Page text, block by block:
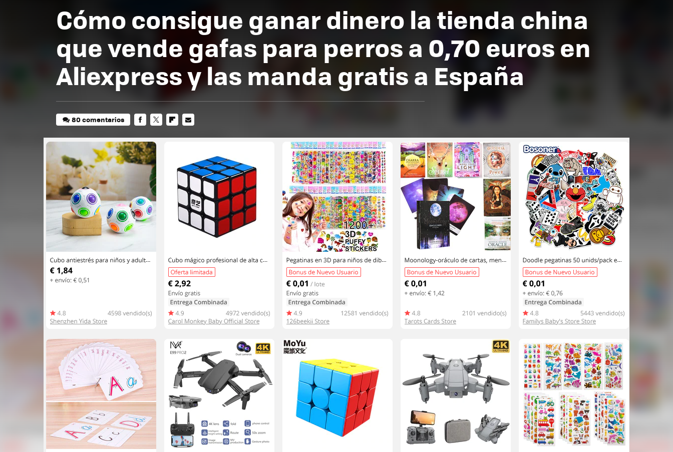
Cómo consigue ganar dinero la tienda china
que vende gafas para perros a 0,70 euros en
Aliexpress y las manda gratis a España
80 comentarios